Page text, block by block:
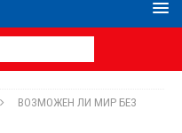
ВОЗМОЖЕН ЛИ МИР БЕЗ